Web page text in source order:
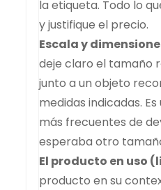
la etiqueta. Todo lo
y justifique el precio.
Escala y
deje claro el tamaño
junto a un objeto
medidas indicadas.
más frecuentes de
esperaba otro
El producto en uso
producto en su